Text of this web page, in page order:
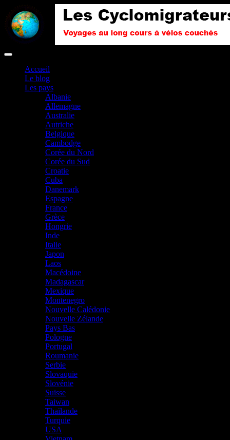
Accueil
Le blog
Les pays
Albanie
Allemagne
Australie
Autriche
Belgique
Cambodge
Corée du Nord
Corée du Sud
Croatie
Cuba
Danemark
Espagne
France
Grèce
Hongrie
Inde
Italie
Japon
Laos
Macédoine
Madagascar
Mexique
Montenegro
Nouvelle Calédonie
Nouvelle Zélande
Pays Bas
Pologne
Portugal
Roumanie
Serbie
Slovaquie
Slovénie
Suisse
Taiwan
Thaïlande
Turquie
USA